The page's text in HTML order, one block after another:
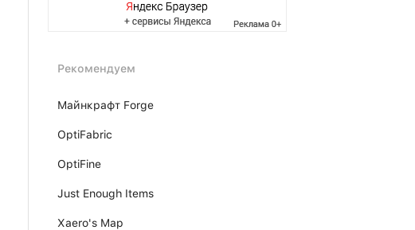
Рекомендуем
Майнкрафт Forge
OptiFabric
OptiFine
Just Enough Items
Xаero's Mаp